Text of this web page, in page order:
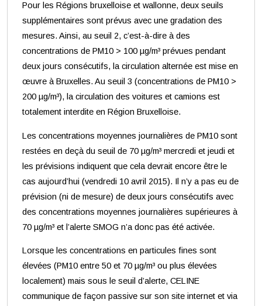
Pour les Régions bruxelloise et wallonne, deux seuils
supplémentaires sont prévus avec une gradation des
mesures. Ainsi, au seuil 2, c’est-à-dire à des
concentrations de PM10 > 100 µg/m³ prévues pendant
deux jours consécutifs, la circulation alternée est mise en
œuvre à Bruxelles. Au seuil 3 (concentrations de PM10 >
200 µg/m³), la circulation des voitures et camions est
totalement interdite en Région Bruxelloise.
Les concentrations moyennes journalières de PM10 sont
restées en deçà du seuil de 70 µg/m³ mercredi et jeudi et
les prévisions indiquent que cela devrait encore être le
cas aujourd’hui (vendredi 10 avril 2015). Il n’y a pas eu de
prévision (ni de mesure) de deux jours consécutifs avec
des concentrations moyennes journalières supérieures à
70 µg/m³ et l’alerte SMOG n’a donc pas été activée.
Lorsque les concentrations en particules fines sont
élevées (PM10 entre 50 et 70 µg/m³ ou plus élevées
localement) mais sous le seuil d’alerte, CELINE
communique de façon passive sur son site internet et via